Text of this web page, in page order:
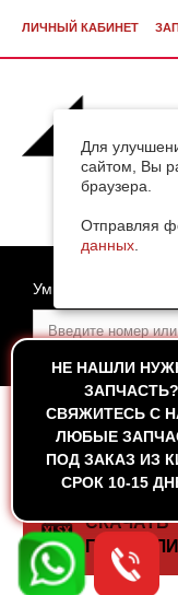
Для
сайтом, Вы
браузера.
Отправляя
данных
ЛИЧНЫЙ КАБИНЕТ
НЕ НАШЛИ
ЗАПЧАСТЬ?
CВЯЖИТЕСЬ С
ЛЮБЫЕ
ПОД ЗАКАЗ ИЗ
СРОК 10-15
Умный поиск
ГЛАВНАЯ —
КАБИНЫ ВЕРХНИЙ
СКАЧАТЬ
ПРАЙС-